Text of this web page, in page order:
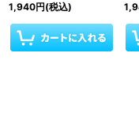
1,940円(税込)